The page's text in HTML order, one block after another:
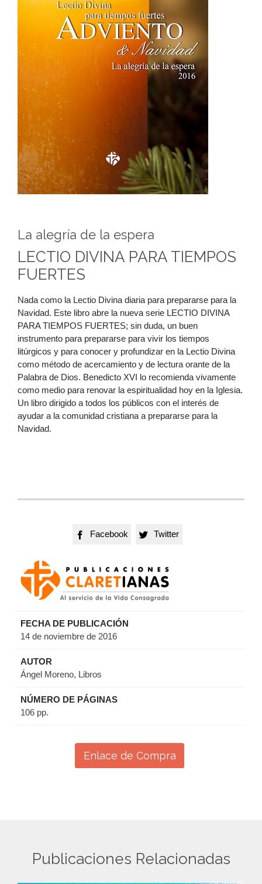
La alegría de la espera
LECTIO DIVINA PARA TIEMPOS
FUERTES
Nada como la Lectio Divina diaria para prepararse para la
Navidad. Este libro abre la nueva serie LECTIO DIVINA
PARA TIEMPOS FUERTES; sin duda, un buen
instrumento para prepararse para vivir los tiempos
litúrgicos y para conocer y profundizar en la Lectio Divina
como método de acercamiento y de lectura orante de la
Palabra de Dios. Benedicto XVI lo recomienda vivamente
como medio para renovar la espiritualidad hoy en la Iglesia.
Un libro dirigido a todos los públicos con el interés de
ayudar a la comunidad cristiana a prepararse para la
Navidad.
 Facebook  Twitter
FECHA DE PUBLICACIÓN
14 de noviembre de 2016
AUTOR
Ángel Moreno, Libros
NÚMERO DE PÁGINAS
106 pp.
Enlace de Compra
Publicaciones Relacionadas